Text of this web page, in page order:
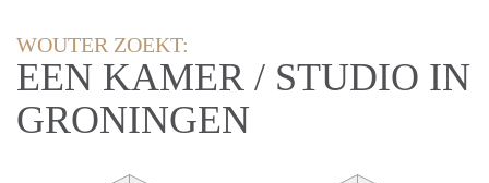
WOUTER ZOEKT:
EEN KAMER / STUDIO IN
GRONINGEN